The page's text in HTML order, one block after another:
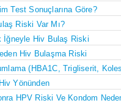
Test Sonuçlarına Göre?
Riski Var Mı?
İğneyle Hiv Bulaş Riski
Hiv Bulaşma Riski
(HBA1C, Trigliserit,
Yönünden
HPV Riski Ve Kondom